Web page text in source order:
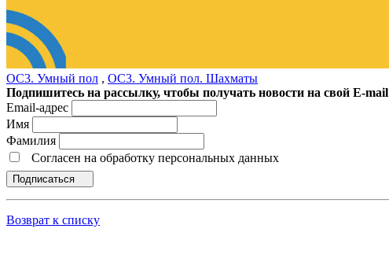
ОС3. Умный пол , ОС3. Умный пол. Шахматы
Подпишитесь на рассылку, чтобы получать новости на свой E-mail
Email-адрес
Имя
Фамилия
Согласен на обработку персональных данных
Подписаться
Возврат к списку